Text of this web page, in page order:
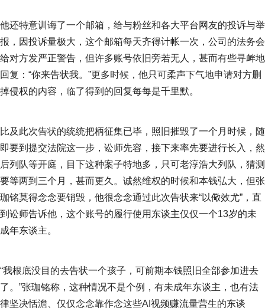
他还特意训诲了一个邮箱，给与粉丝和各大平台网友的投诉与举
报，因投诉量极大，这个邮箱每天齐得计帐一次，公司的法务会
给对方发严正警告，但许多账号依旧旁若无人，甚而有些寻衅地
回复：“你来告状我。”更多时候，他只可柔声下气地申请对方删
掉侵权的内容，临了得到的回复每每是千里默。
比及此次告状的统统把柄征集已毕，照旧摧毁了一个月时候，随
即要到提交法院这一步，讼师先容，接下来率先要进行长入，然
后列队等开庭，目下这种案子特地多，只可老淳浩大列队，猜测
要等两到三个月，甚而更久。诚然维权的时候和本钱弘大，但张
珈铭莫得念念要销毁，他很念念通过此次告状来“以儆效尤”，直
到讼师告诉他，这个账号的履行使用东谈主仅仅一个13岁的未
成年东谈主。
“我根底没目的去告状一个孩子，可前期本钱照旧全部参加进去
了。”张珈铭称，这种情况不是个例，有未成年东谈主，也有法
律坚决恬澹、仅仅念念靠作念这些AI视频赚流量营生的东谈